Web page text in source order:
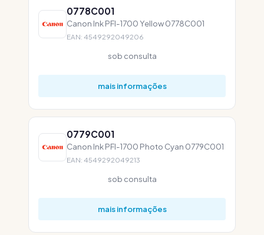
0778C001
Canon Ink PFI-1700 Yellow 0778C001
EAN: 4549292049206
sob consulta
mais informações
0779C001
Canon Ink PFI-1700 Photo Cyan 0779C001
EAN: 4549292049213
sob consulta
mais informações